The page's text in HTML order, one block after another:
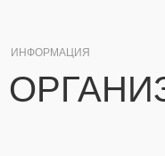
ИНФОРМАЦИЯ